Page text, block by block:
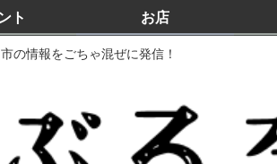
の情報をごちゃ混ぜに発信！
ト お店